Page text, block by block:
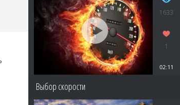
1633
1
02:11
Выбор скорости